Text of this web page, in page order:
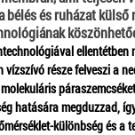
és ruházat
ellentétben
része felveszi a
hatására megduzzad,
különbség és a